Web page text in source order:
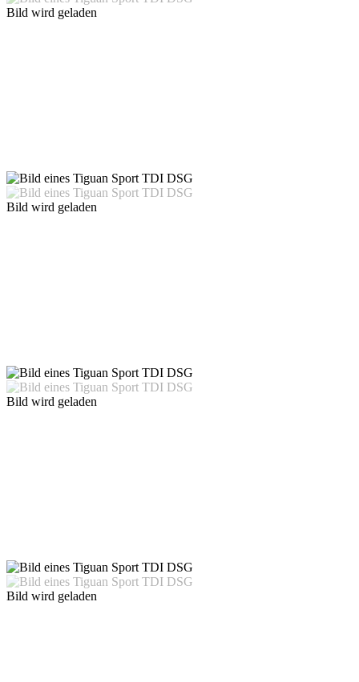
Bild wird geladen
Bild wird geladen
Bild wird geladen
Bild wird geladen